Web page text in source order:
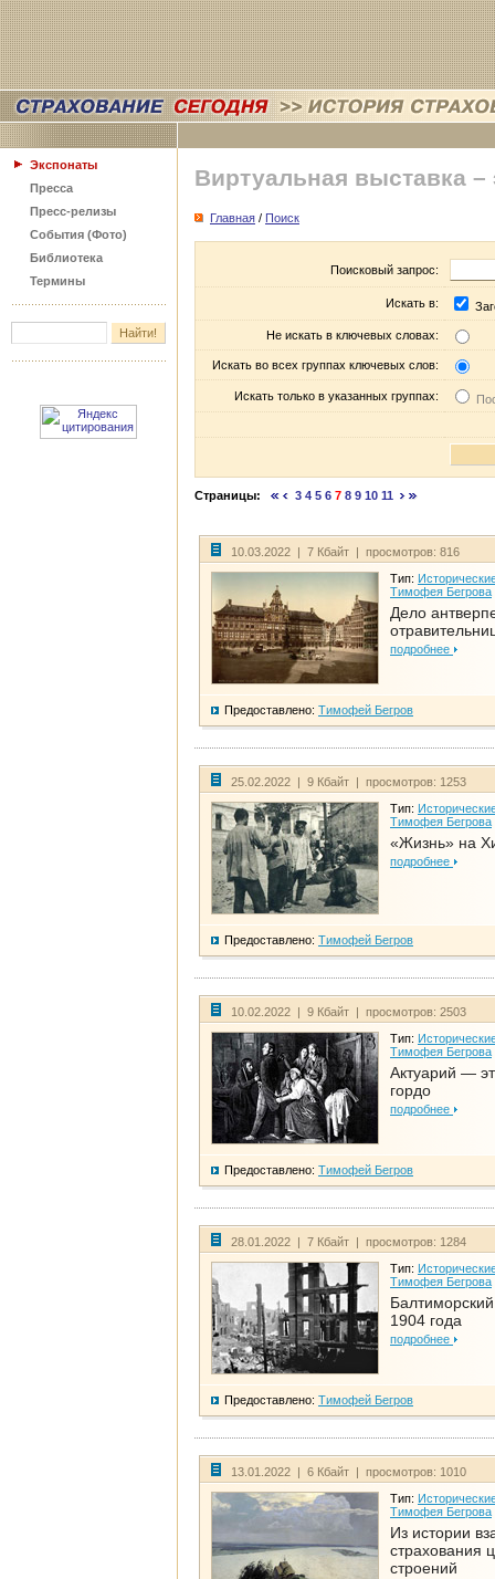
Экспонаты
Пресса
Пресс-релизы
События (Фото)
Библиотека
Термины
Виртуальная выставка –
Главная / Поиск
Поисковый запрос:
Искать в:
Не искать в ключевых словах:
Искать во всех группах ключевых слов:
Искать только в указанных группах:
Страницы: 3 4 5 6 7 8 9 10 11
10.03.2022 | 7 Кбайт | просмотров: 816
Тип:
Тимофея Бегрова
Дело
подробнее
Предоставлено: Тимофей Бегров
25.02.2022 | 9 Кбайт | просмотров: 1253
Тип:
Тимофея Бегрова
«Жизнь» на
подробнее
Предоставлено: Тимофей Бегров
10.02.2022 | 9 Кбайт | просмотров: 2503
Тип:
Тимофея Бегрова
Актуарий —
гордо
подробнее
Предоставлено: Тимофей Бегров
28.01.2022 | 7 Кбайт | просмотров: 1284
Тип:
Тимофея Бегрова
1904 года
подробнее
Предоставлено: Тимофей Бегров
13.01.2022 | 6 Кбайт | просмотров: 1010
Тип:
Тимофея Бегрова
Из истории
страхования
строений